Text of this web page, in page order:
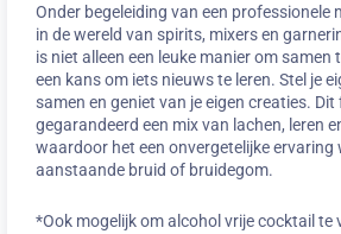
Onder begeleiding van een professionele
in de wereld van spirits, mixers en
is niet alleen een leuke manier om samen
een kans om iets nieuws te leren. Stel je
samen en geniet van je eigen creaties.
gegarandeerd een mix van lachen, leren
waardoor het een onvergetelijke ervaring
aanstaande bruid of bruidegom.
*Ook mogelijk om alcohol vrije cocktail te